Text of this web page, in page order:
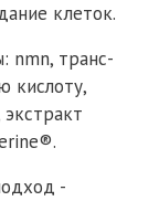
клеток.
nmn, транс-
кислоту,
-